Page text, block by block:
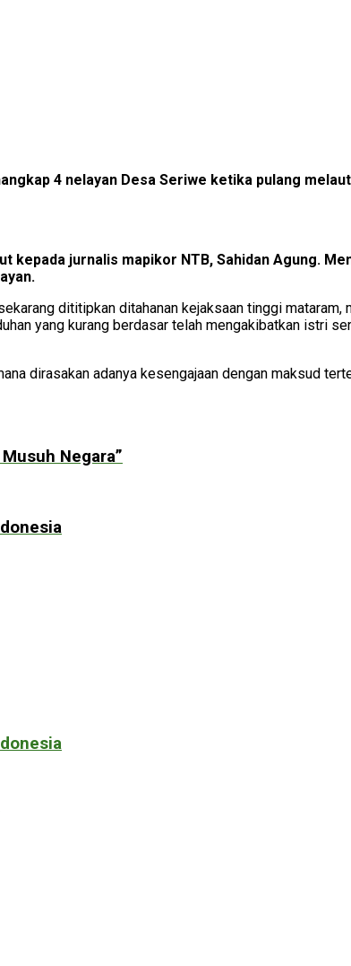
4 nelayan Desa Seriwe ketika pulang
kepada jurnalis mapikor NTB, Sahidan Agung.
dititipkan ditahanan kejaksaan tinggi
yang kurang berdasar telah mengakibatkan istri
dirasakan adanya kesengajaan dengan maksud
Negara”